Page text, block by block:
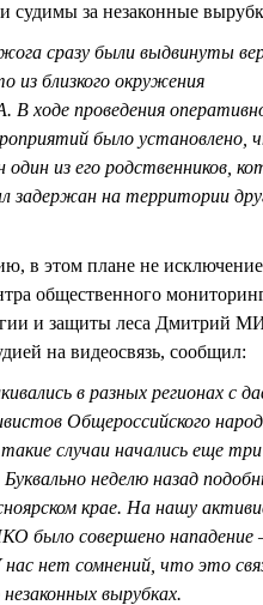
судимы за незаконные
сразу были выдвинуты
из близкого окружения
проведения
было установлено,
из его родственников,
задержан на территории
в этом плане не
общественного
и защиты леса Дмитрий
на видеосвязь, сообщил:
в разных регионах с
Общероссийского
случаи начались еще три
неделю назад
крае. На нашу
было совершено
нет сомнений, что это
вырубках.